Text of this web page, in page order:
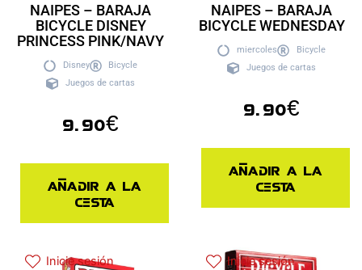
NAIPES – BARAJA
BICYCLE DISNEY
PRINCESS PINK/NAVY
Disney
Bicycle
Juegos de cartas
9.90€
Añadir a la
cesta
NAIPES – BARAJA
BICYCLE WEDNESDAY
miercoles
Bicycle
Juegos de cartas
9.90€
Añadir a la
cesta
Inicie sesión Inicie sesión